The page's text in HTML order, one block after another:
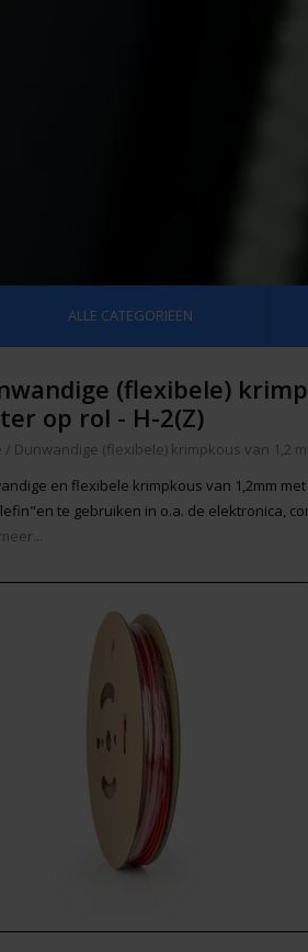
ALLE CATEGORIEËN
(flexibele)
op rol - H-2(Z)
/ Dunwandige (flexibele) krimpkous van 1,2
en flexibele krimpkous van 1,2mm
te gebruiken in o.a. de elektronica,